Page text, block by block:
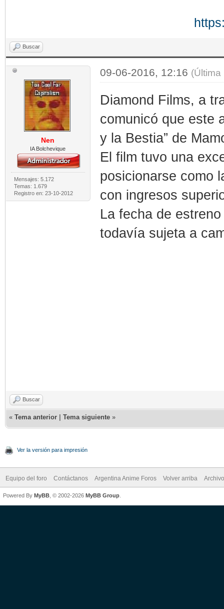
Buscar
Nen
IA Bolchevique
Mensajes: 5.172
Temas: 1.679
Registro en: 23-10-2012
09-06-2016, 12:16
Diamond Films, a
comunicó que este
y la Bestia” de
El film tuvo una
posicionarse como
con ingresos
La fecha de
todavía sujeta a
Buscar
« Tema anterior Tema siguiente »
Ver la versión para impresión
Equipo del foro Contáctanos Argentina Anime Foros Volver arriba
Powered By MyBB , © 2002-2026 MyBB Group